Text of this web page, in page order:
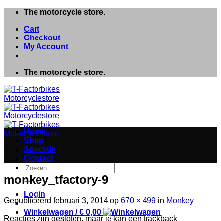
inhoud
The motorcycle store.
Cart
Checkout
My Account
The motorcycle store.
Zoeken
naar:
Login
Winkelwagen /€ 0,00
Home
Shop
Specials
Contact
monkey_tfactory-9
Gepubliceerd februari 3, 2014 op 670 × 499 in Monkey
Reacties zijn gesloten, maar je kan een trackback